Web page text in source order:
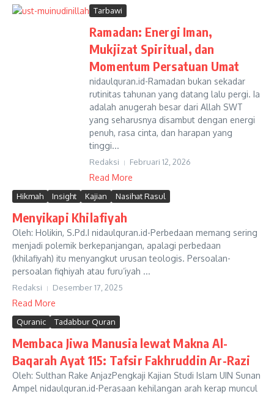
Tarbawi
Ramadan: Energi Iman,
Mukjizat Spiritual, dan
Momentum Persatuan Umat
nidaulquran.id-Ramadan bukan sekadar
rutinitas tahunan yang datang lalu pergi. Ia
adalah anugerah besar dari Allah SWT
yang seharusnya disambut dengan energi
penuh, rasa cinta, dan harapan yang
tinggi...
Redaksi Februari 12, 2026
Read More
Hikmah Insight Kajian Nasihat Rasul
Menyikapi Khilafiyah
Oleh: Holikin, S.Pd.I nidaulquran.id-Perbedaan memang sering
menjadi polemik berkepanjangan, apalagi perbedaan
(khilafiyah) itu menyangkut urusan teologis. Persoalan-
persoalan fiqhiyah atau furu’iyah ...
Redaksi Desember 17, 2025
Read More
Quranic Tadabbur Quran
Membaca Jiwa Manusia lewat Makna Al-
Baqarah Ayat 115: Tafsir Fakhruddin Ar-Razi
Oleh: Sulthan Rake AnjazPengkaji Kajian Studi Islam UIN Sunan
Ampel nidaulquran.id-Perasaan kehilangan arah kerap muncul